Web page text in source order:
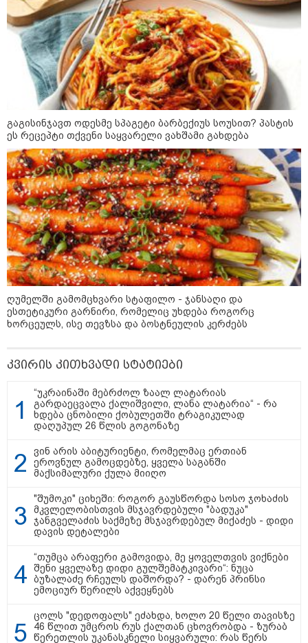
გათიშვა გარდაუვალი იყო,
რატომ არ გააფრთხილეს
მოსახლეობა?" - რას წერს კახა
კახიშვილი?
კატეგორიის ყველა სიახლე
რატომ ჩაბნელდა საქართველო
მესამედ: საბოტაჟი, ტექნიკური
ხარვეზი თუ
არაპროფესიონალიზმი?! -
სანდრო თვალჭრელიძის ანალიზი
ჩაკეტილი „პოლიტიკური
სამკუთხედი“ - კულუარული
თამაშები, რომლებიც დიდი
სისხლის ფასად ჯდება
„ორ სკამზე ჯდომის“
დასრულდეს“ - მირიან
მირიანაშვილის ანალიზი
ჯარისკაცი, რომელიც 29 წელი
იბრძოდა, რადგან ომის
დამთავრების არ სჯეროდა...
გაგისინჯავთ ოდესმე სპაგეტი ბარბექიუს სოუსით? პასტის
ეს რეცეპტი თქვენი საყვარელი ვახშამი გახდება
ღუმელში გამომცხვარი სტაფილო - ჯანსაღი და
ესთეტიკური გარნირი, რომელიც უხდება როგორც
ხორცეულს, ისე თევზსა და ბოსტნეულის კერძებს
კვირის კითხვადი სტატიები
“უკრაინაში მებრძოლ ზაალ ლატარიას
გარდაეცვალა ქალიშვილი, ლანა ლატარია“ - რა
ხდება ცნობილი ქობულეთში ტრაგიკულად
დაღუპულ 26 წლის გოგონაზე
ვინ არის აბიტურიენტი, რომელმაც ერთიან
ეროვნულ გამოცდებზე, ყველა საგანში
მაქსიმალური ქულა მიიღო
"შუმოკი" ციხეში: როგორ გაუსწორდა სოსო ჯოხაძის
მკვლელობისთვის მსჯავრდებული "ბადუკა"
ჯანგველაძის საქმეზე მსჯავრდებულ მიქაძეს - დიდი
დავის დეტალები
“თუმცა არაფერი გამოვიდა, მე ყოველთვის ვიქნები
შენი ყველაზე დიდი გულშემატკივარი“: ნუცა
ბუზალაძე რჩეულს დაშორდა? - დარენ პრინსი
ემოციურ წერილს აქვეყნებს
ცოლს "დედოფალს" ეძახდა, ხოლო 20 წელი თავისზე
46 წლით უმცროს რუს ქალთან ცხოვრობდა - ზურაბ
წერეთლის უკანასკნელი სიყვარული: რას წერს